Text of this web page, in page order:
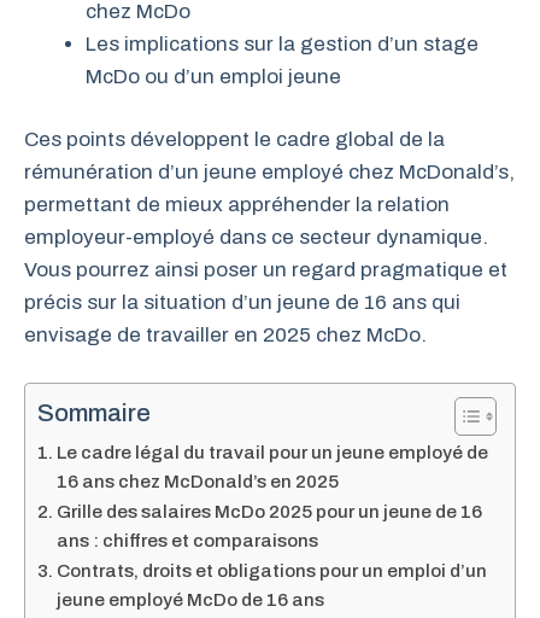
chez McDo
Les implications sur la gestion d’un stage
McDo ou d’un emploi jeune
Ces points développent le cadre global de la
rémunération d’un jeune employé chez McDonald’s,
permettant de mieux appréhender la relation
employeur-employé dans ce secteur dynamique.
Vous pourrez ainsi poser un regard pragmatique et
précis sur la situation d’un jeune de 16 ans qui
envisage de travailler en 2025 chez McDo.
Sommaire
Le cadre légal du travail pour un jeune employé de
16 ans chez McDonald’s en 2025
Grille des salaires McDo 2025 pour un jeune de 16
ans : chiffres et comparaisons
Contrats, droits et obligations pour un emploi d’un
jeune employé McDo de 16 ans